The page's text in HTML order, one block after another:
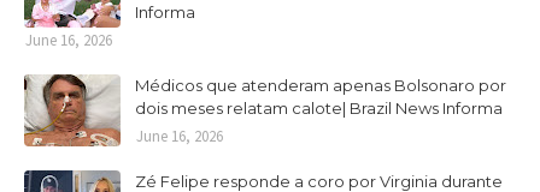
Informa
June 16, 2026
Médicos que atenderam apenas Bolsonaro por
dois meses relatam calote| Brazil News Informa
June 16, 2026
Zé Felipe responde a coro por Virginia durante